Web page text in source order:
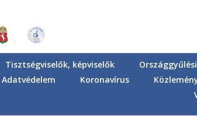
Honlapja
Tisztségviselők, képviselők
Adatvédelem
Koronavírus